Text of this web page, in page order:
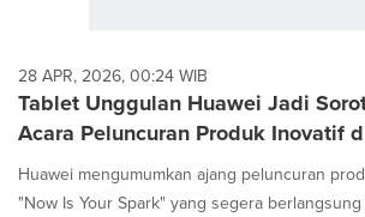
28 APR, 2026, 00:24 WIB
Tablet Unggulan Huawei Jadi
Acara Peluncuran Produk Inovatif
Huawei mengumumkan ajang peluncuran
"Now Is Your Spark" yang segera